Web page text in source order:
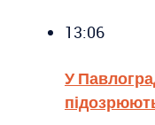
13:06
У